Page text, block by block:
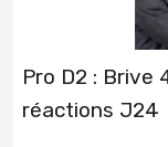
Pro D2 : Brive
réactions J24